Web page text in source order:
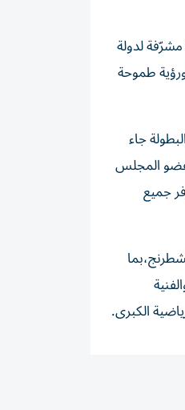
لدولة
طموحة
جاء
عضو المجلس
جميع
الكبرى.